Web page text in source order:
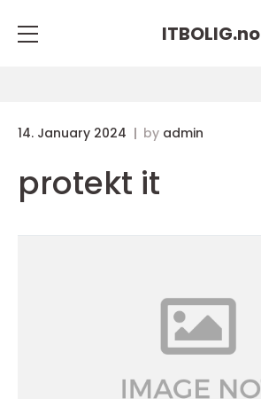
ITBOLIG.no
14. January 2024 by admin
protekt it